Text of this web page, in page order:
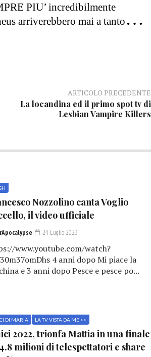
PIU’ incredibilmente
arriverebbero mai a tanto …
ARTICOLO PRECEDENTE
La locandina ed il primo spot tv di
Lesbian Vampire Killers
Nozzolino canta Voglio
il video ufficiale
24 Luglio 2023
www.youtube.com/watch?
4 anni dopo Mi piace la
e 3 anni dopo Pesce e pesce po...
DI MARIA LA TV VISTA DA ME >>
2022, trionfa Mattia in una finale
milioni di telespettatori e share